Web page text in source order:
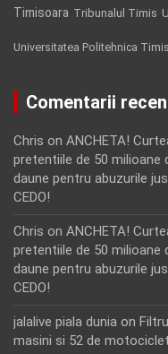
Timisoara Tribunalul Timis
Universitatea Politehnica
Comentarii
Chris on ANCHETA!
pretentiile de 50 milioane
daune pentru abuzurile
CEDO!
Chris on ANCHETA!
pretentiile de 50 milioane
daune pentru abuzurile
CEDO!
jalalive piala dunia on
masini si 52 de